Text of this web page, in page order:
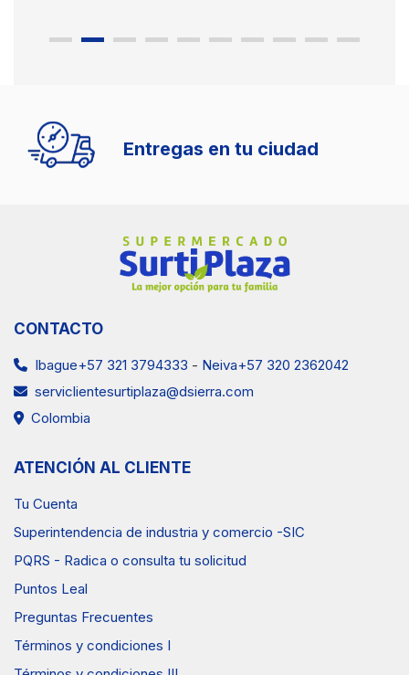
Entregas en tu ciudad
CONTACTO
Ibague+57 321 3794333 - Neiva+57 320 2362042
serviclientesurtiplaza@dsierra.com
Colombia
ATENCIÓN AL CLIENTE
Tu Cuenta
Superintendencia de industria y comercio -SIC
PQRS - Radica o consulta tu solicitud
Puntos Leal
Preguntas Frecuentes
Términos y condiciones I